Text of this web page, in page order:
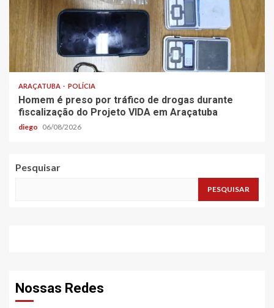
ARAÇATUBA POLÍCIA
Homem é preso por tráfico de drogas durante
fiscalização do Projeto VIDA em Araçatuba
diego 06/08/2026
Pesquisar
PESQUISAR
Nossas Redes